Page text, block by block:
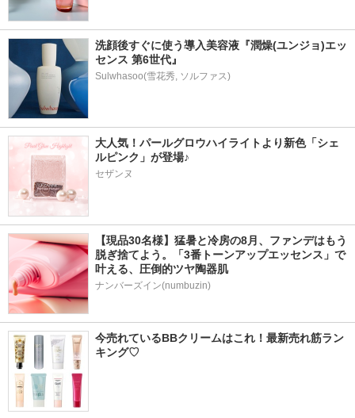
洗顔後すぐに使う導入美容液『潤燥(ユンジョ)エッ
センス 第6世代』
大人気！パールグロウハイライトより新色「シェ
ルピンク」が登場♪
セザンヌ
【現品30名様】猛暑と冷房の8月、ファンデはもう
脱ぎ捨てよう。「3番トーンアップエッセンス」で
叶える、圧倒的ツヤ陶器肌
ナンバーズイン(numbuzin)
今売れているBBクリームはこれ！最新売れ筋ラン
キング♡